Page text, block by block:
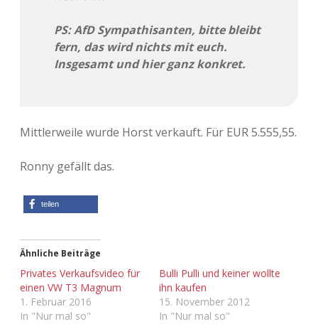
PS: AfD Sympathisanten, bitte bleibt
fern, das wird nichts mit euch.
Insgesamt und hier ganz konkret.
Mittlerweile wurde Horst verkauft. Für EUR 5.555,55.
Ronny gefällt das.
teilen
Ähnliche Beiträge
Privates Verkaufsvideo für
einen VW T3 Magnum
1. Februar 2016
In "Nur mal so"
Bulli Pulli und keiner wollte
ihn kaufen
15. November 2012
In "Nur mal so"